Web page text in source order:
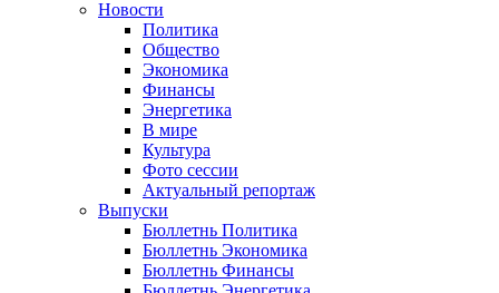
Новости
Политика
Общество
Экономика
Финансы
Энергетика
В мире
Культура
Фото сессии
Актуальный репортаж
Выпуски
Бюллетнь Политика
Бюллетнь Экономика
Бюллетнь Финансы